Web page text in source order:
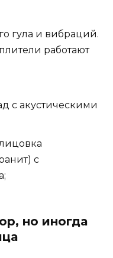
гула и вибраций.
работают
с акустическими
с
но иногда